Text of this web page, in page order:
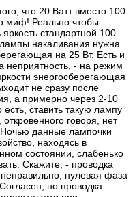
что 20 Ватт вместо 100
миф! Реально чтобы
яркость стандартной 100
накаливания нужна
на 25 Вт. Есть и
неприятность, - на режим
энергосберегающая
не сразу после
а примерно через 2-10
есть, ставить такую лампу
откровенного говоря, нет
данные лампочки
находясь в
состоянии, слабенько
Скажите, - проводка
нулевая фаза
но проводка